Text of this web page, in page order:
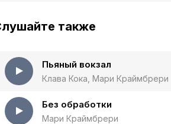
также
Пьяный вокзал
Клава Кока, Мари Краймбрери
Без обработки
Мари Краймбрери